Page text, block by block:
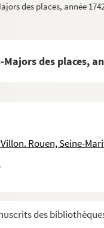
des places, année
des places,
Rouen, Seine-
des
Térence, imprimées à
près l'isle de Ré